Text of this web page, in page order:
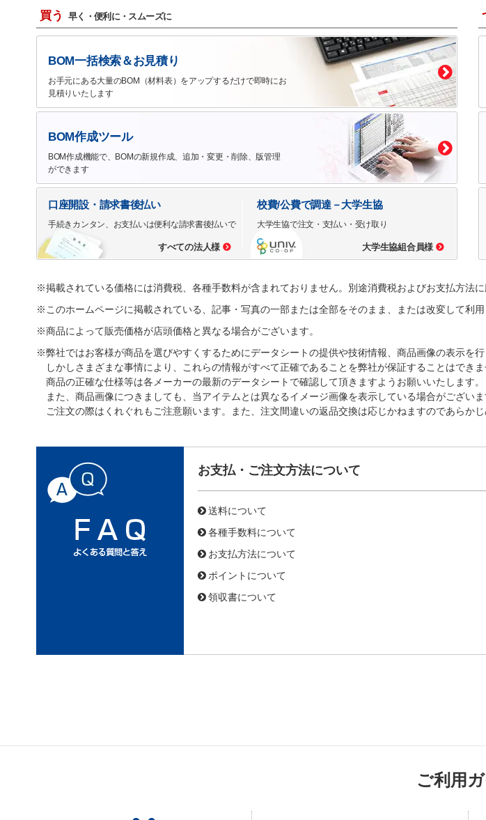
買う 早く・便利に・スムーズに
BOM一括検索＆お見積り
お手元にある大量のBOM（材料表）をアップするだけで即時にお
見積りいたします
BOM作成ツール
BOM作成機能で、BOMの新規作成、追加・変更・削除、版管理
ができます
口座開設・請求書後払い
手続きカンタン、お支払いは便利な請求書後払いで
すべての法人様
校費/公費で調達－大学生協
大学生協で注文・支払い・受け取り
大学生協組合員様
※掲載されている価格には消費税、各種手数料が含まれておりません。別途消費税およびお支払方法に
※このホームページに掲載されている、記事・写真の一部または全部をそのまま、または改変して利用
※商品によって販売価格が店頭価格と異なる場合がございます。
※弊社ではお客様が商品を選びやすくするためにデータシートの提供や技術情報、商品画像の表示を行
しかしさまざまな事情により、これらの情報がすべて正確であることを弊社が保証することはできま
商品の正確な仕様等は各メーカーの最新のデータシートで確認して頂きますようお願いいたします。
また、商品画像につきましても、当アイテムとは異なるイメージ画像を表示している場合がございま
ご注文の際はくれぐれもご注意願います。また、注文間違いの返品交換は応じかねますのであらかじ
お支払・ご注文方法について
送料について
各種手数料について
お支払方法について
ポイントについて
領収書について
ご利用